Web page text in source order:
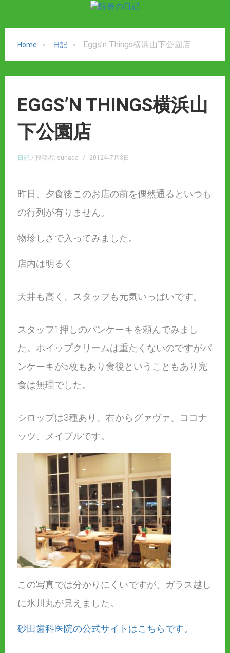
Home 日記 Eggs’n Things横浜山下公園店
EGGS’N THINGS横浜山
下公園店
日記/ 投稿者: sunada / 2012年7月3日
昨日、夕食後このお店の前を偶然通るといつも
の行列が有りません。
物珍しさで入ってみました。
店内は明るく
天井も高く、スタッフも元気いっぱいです。
スタッフ1押しのパンケーキを頼んでみまし
た。ホイップクリームは重たくないのですがパ
ンケーキが5枚もあり食後ということもあり完
食は無理でした。
シロップは3種あり、右からグァヴァ、ココナ
ッツ、メイプルです。
この写真では分かりにくいですが、ガラス越し
に氷川丸が見えました。
砂田歯科医院の公式サイトはこちらです。